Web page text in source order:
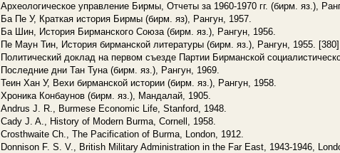
Археологическое управление Бирмы, Отчеты за 1960-1970 гг. (бирм. яз.),
Ба Пе У, Краткая история Бирмы (бирм. яз), Рангун, 1957.
Ба Шин, История Бирманского Союза (бирм. яз.), Рангун, 1956.
Пе Маун Тин, История бирманской литературы (бирм. яз.), Рангун, 1955. [380]
Политический доклад на первом съезде Партии Бирманской
Последние дни Тан Туна (бирм. яз.), Рангун, 1969.
Теин Хан У, Вехи бирманской истории (бирм. яз.), Рангун, 1958.
Хроника Конбаунов (бирм. яз.), Мандалай, 1905.
Andrus J. R., Burmese Economic Life, Stanford, 1948.
Cady J. A., History of Modern Burma, Cornell, 1958.
Crosthwaite Ch., The Pacification of Burma, London, 1912.
Donnison F. S. V., British Military Administration in the Far East, 1943-1946,